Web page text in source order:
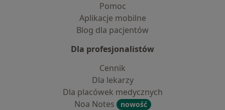
Pomoc
Aplikacje mobilne
Blog dla pacjentów
Dla profesjonalistów
Cennik
Dla lekarzy
Dla placówek medycznych
Noa Notes
nowość